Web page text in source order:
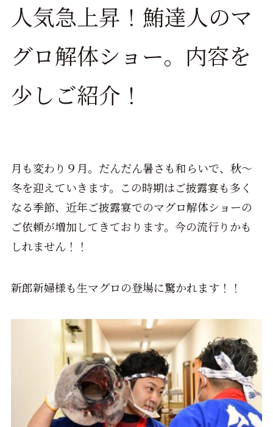
人気急上昇！鮪達人のマ
グロ解体ショー。内容を
少しご紹介！
月も変わり９月。だんだん暑さも和らいで、秋～
冬を迎えていきます。この時期はご披露宴も多く
なる季節、近年ご披露宴でのマグロ解体ショーの
ご依頼が増加してきております。今の流行りかも
しれません！！
新郎新婦様も生マグロの登場に驚かれます！！